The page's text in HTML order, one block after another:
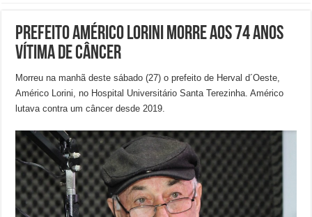
Prefeito Américo Lorini morre aos 74 anos
vítima de câncer
Morreu na manhã deste sábado (27) o prefeito de Herval d´Oeste,
Américo Lorini, no Hospital Universitário Santa Terezinha. Américo
lutava contra um câncer desde 2019.